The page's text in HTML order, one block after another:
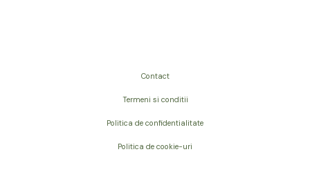
Contact
Termeni si conditii
Politica de confidentialitate
Politica de cookie-uri